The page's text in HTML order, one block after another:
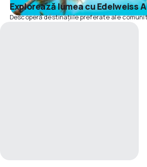
Explorează lumea cu Edelweiss
Descoperă destinațiile preferate ale